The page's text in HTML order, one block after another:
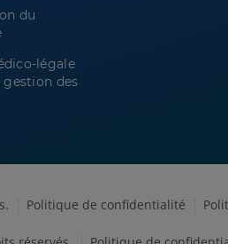
du
légale
gestion des
Politique de confidentialité